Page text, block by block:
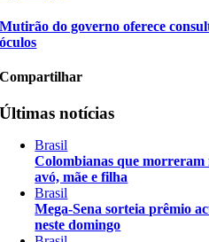
Mutirão do governo oferece
óculos
Compartilhar
Últimas notícias
Brasil
Colombianas que morreram
avó, mãe e filha
Brasil
Mega-Sena sorteia prêmio
neste domingo